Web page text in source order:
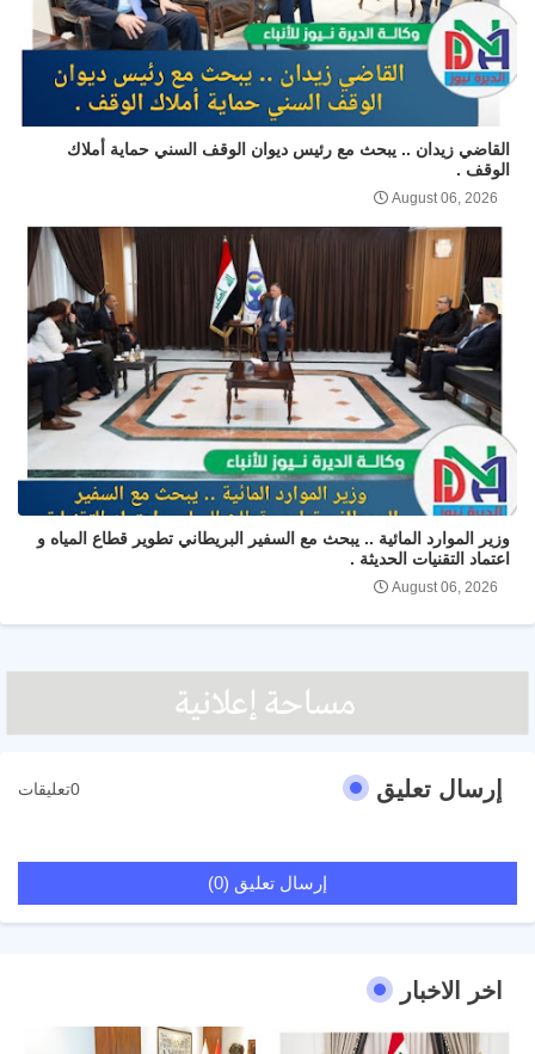
القاضي زيدان .. يبحث مع رئيس ديوان الوقف السني حماية أملاك
الوقف .
August 06, 2026
وزير الموارد المائية .. يبحث مع السفير البريطاني تطوير قطاع المياه و
اعتماد التقنيات الحديثة .
August 06, 2026
إرسال تعليق 0تعليقات
إرسال تعليق (0)
اخر الاخبار